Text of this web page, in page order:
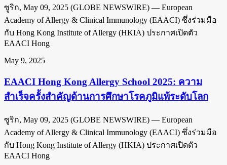
ซูริก, May 09, 2025 (GLOBE NEWSWIRE) — European
Academy of Allergy & Clinical Immunology (EAACI) ซึ่งร่วมมือ
กับ Hong Kong Institute of Allergy (HKIA) ประกาศเปิดตัว
EAACI Hong
May 9, 2025
EAACI Hong Kong Allergy School 2025: ความ
สำเร็จครั้งสำคัญด้านการศึกษาโรคภูมิแพ้ระดับโลก
ซูริก, May 09, 2025 (GLOBE NEWSWIRE) — European
Academy of Allergy & Clinical Immunology (EAACI) ซึ่งร่วมมือ
กับ Hong Kong Institute of Allergy (HKIA) ประกาศเปิดตัว
EAACI Hong